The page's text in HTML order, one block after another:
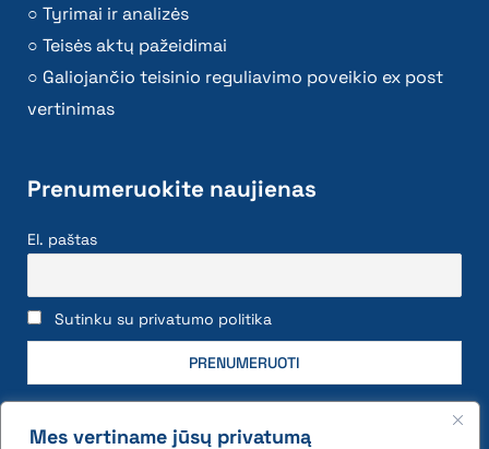
Mes vertiname jūsų privatumą
Tyrimai ir analizės
Teisės aktų pažeidimai
Galiojančio teisinio reguliavimo poveikio ex post
vertinimas
Prenumeruokite naujienas
El. paštas
Sutinku su privatumo politika